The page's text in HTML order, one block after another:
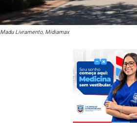
Madu Livramento, Midiamax